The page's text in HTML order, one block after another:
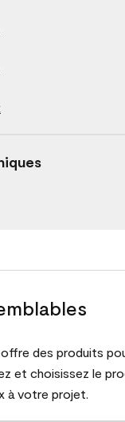
des produits
et choisissez le
à votre projet.